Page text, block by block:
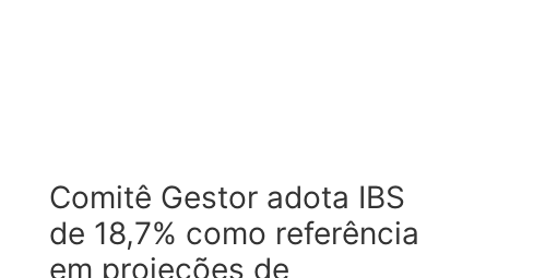
Comitê Gestor adota IBS
de 18,7% como referência
em projeções de